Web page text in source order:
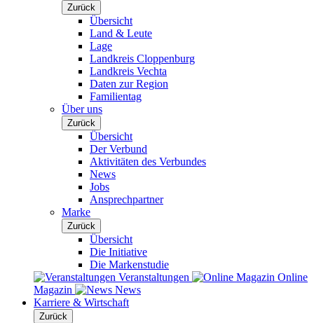
Zurück
Übersicht
Land & Leute
Lage
Landkreis Cloppenburg
Landkreis Vechta
Daten zur Region
Familientag
Über uns
Zurück
Übersicht
Der Verbund
Aktivitäten des Verbundes
News
Jobs
Ansprechpartner
Marke
Zurück
Übersicht
Die Initiative
Die Markenstudie
Veranstaltungen
Online
Magazin
News
Karriere & Wirtschaft
Zurück